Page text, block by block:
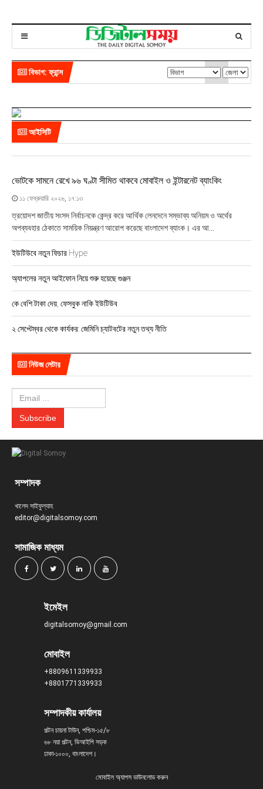
বিভাগ: ফ্রান্স
আইসিটি
ভোটকে সামনে রেখে ৯৬ ঘণ্টা সীমিত থাকবে মোবাইল ও ইন্টারনেট ব্যাংকিং
১১ ফেব্রুয়ারি ২০২৬, ১৭:১৩
ত্রয়োদশ জাতীয় সংসদ নির্বাচনকে কেন্দ্র করে আর্থিক লেনদেনে সম্ভাব্য অনিয়ম ও অর্থের
অপব্যবহার ঠেকাতে সাময়িক নিয়ন্ত্রণ আরোপ করেছে বাংলাদেশ ব্যাংক। এর আ...
ইউটিউবে নতুন ফিচার Hype
অ্যাপলের নতুন আইফোন নিয়ে শুরু হয়েছে গুঞ্জন
কে বেশি টাকা দেয়, ফেসবুক নাকি ইউটিউব
২ সেপ্টেম্বর থেকে কার্যকর: জেমিনি চ্যাটবটের নতুন তথ্য নীতি
নিউজ লেটার
সম্পাদক
খালেদ সাইফুল্যাহ
editor@digitalsomoy.com
সামাজিক মাধ্যম
ইমেইল
digitalsomoy@gmail.com
মোবাইল
+8809611339933
+8801771339933
সম্পাদকীয় কার্যালয়
পল্টন চায়না টাউন, পশ্চিম-১৫/৮
৬৮ নয়া পল্টন, ভিআইপি সড়ক
ঢাকা-১০০০, বাংলাদেশ।
মোবাইল অ্যাপস ডাউনলোড করুন